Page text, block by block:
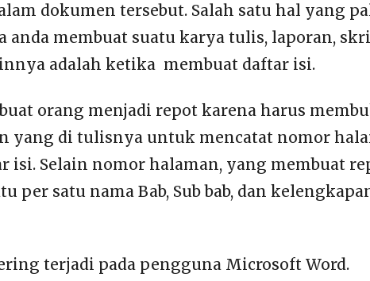
dokumen tersebut. Salah satu hal yang
membuat suatu karya tulis, laporan,
adalah ketika membuat daftar isi.
orang menjadi repot karena harus
yang di tulisnya untuk mencatat nomor
isi. Selain nomor halaman, yang membuat
per satu nama Bab, Sub bab, dan
terjadi pada pengguna Microsoft Word.